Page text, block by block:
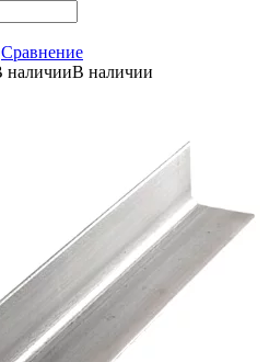
Сравнение
В наличии